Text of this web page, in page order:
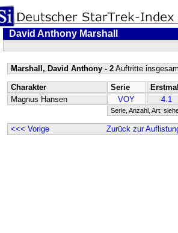
David Anthony Marshall
Marshall, David Anthony - 2Auftritte
Charakter Serie
Magnus Hansen
VOY 4.1
Serie, Anzahl, Art:
<<< Vorige Zurück zur